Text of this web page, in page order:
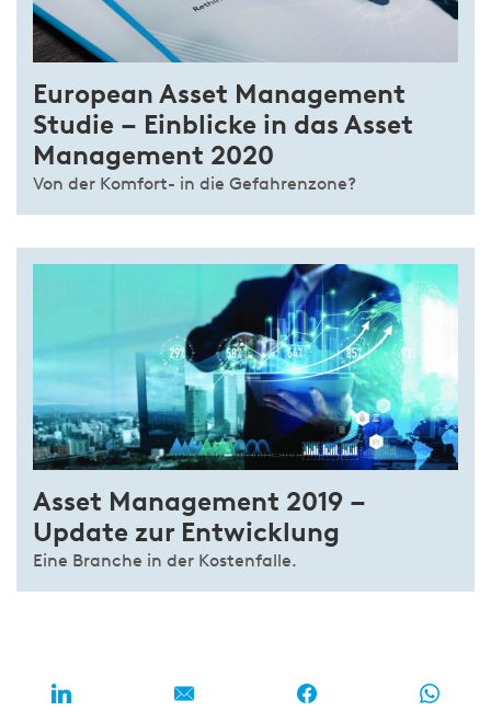
European Asset Management
Studie – Einblicke in das Asset
Management 2020
Von der Komfort- in die Gefahrenzone?
Asset Management 2019 –
Update zur Entwicklung
Eine Branche in der Kostenfalle.
MEHR ZUM THEMA LESEN